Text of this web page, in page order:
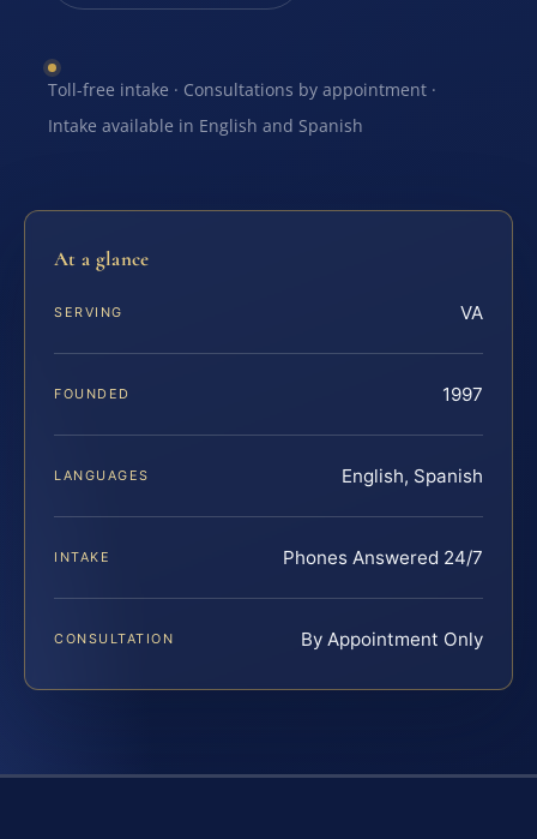
Toll-free intake · Consultations by appointment ·
Intake available in English and Spanish
At a glance
SERVING VA
FOUNDED 1997
LANGUAGES English, Spanish
INTAKE Phones Answered 24/7
CONSULTATION By Appointment Only